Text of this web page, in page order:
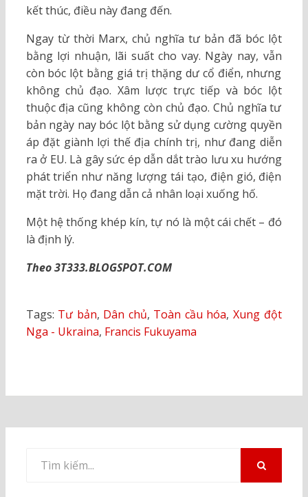
kết thúc, điều này đang đến.
Ngay từ thời Marx, chủ nghĩa tư bản đã bóc lột
bằng lợi nhuận, lãi suất cho vay. Ngày nay, vẫn
còn bóc lột bằng giá trị thặng dư cổ điển, nhưng
không chủ đạo. Xâm lược trực tiếp và bóc lột
thuộc địa cũng không còn chủ đạo. Chủ nghĩa tư
bản ngày nay bóc lột bằng sử dụng cường quyền
áp đặt giành lợi thế địa chính trị, như đang diễn
ra ở EU. Là gây sức ép dẫn dắt trào lưu xu hướng
phát triển như năng lượng tái tạo, điện gió, điện
mặt trời. Họ đang dẫn cả nhân loại xuống hố.
Một hệ thống khép kín, tự nó là một cái chết – đó
là định lý.
Theo 3T333.BLOGSPOT.COM
Tags: Tư bản, Dân chủ, Toàn cầu hóa, Xung đột
Nga - Ukraina, Francis Fukuyama
kiếm